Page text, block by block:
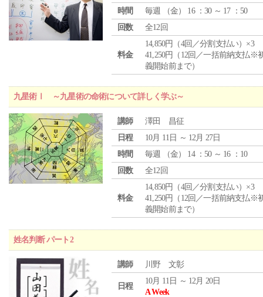
時間
毎週 （金） 16 ：30 ～ 17 ：50
回数
全12回
料金
14,850円（4回／分割支払い）×3
41,250円（12回／一括前納支払※
義開始前まで）
九星術Ⅰ ～九星術の命術について詳しく学ぶ～
講師
澤田 昌征
日程
10月 11日 ～ 12月 27日
時間
毎週 （金） 14 ：50 ～ 16 ：10
回数
全12回
料金
14,850円（4回／分割支払い）×3
41,250円（12回／一括前納支払※
義開始前まで）
姓名判断 パート2
講師 川野 文彰
日程
10月 11日 ～ 12月 20日
A Week